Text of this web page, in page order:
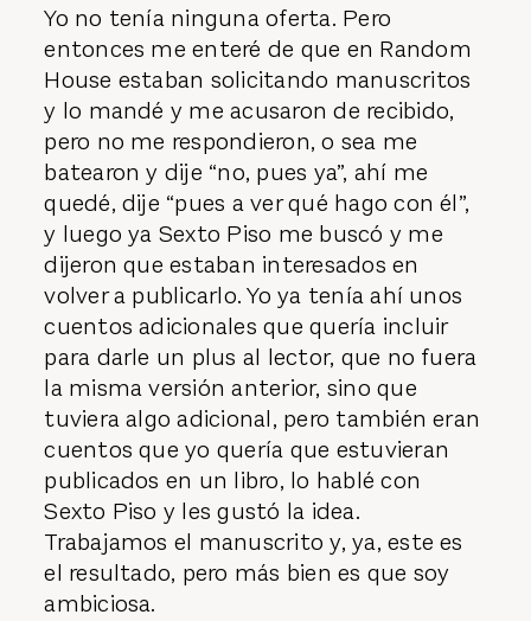
Yo no tenía ninguna oferta. Pero
entonces me enteré de que en Random
House estaban solicitando manuscritos
y lo mandé y me acusaron de recibido,
pero no me respondieron, o sea me
batearon y dije “no, pues ya”, ahí me
quedé, dije “pues a ver qué hago con él”,
y luego ya Sexto Piso me buscó y me
dijeron que estaban interesados en
volver a publicarlo. Yo ya tenía ahí unos
cuentos adicionales que quería incluir
para darle un plus al lector, que no fuera
la misma versión anterior, sino que
tuviera algo adicional, pero también eran
cuentos que yo quería que estuvieran
publicados en un libro, lo hablé con
Sexto Piso y les gustó la idea.
Trabajamos el manuscrito y, ya, este es
el resultado, pero más bien es que soy
ambiciosa.